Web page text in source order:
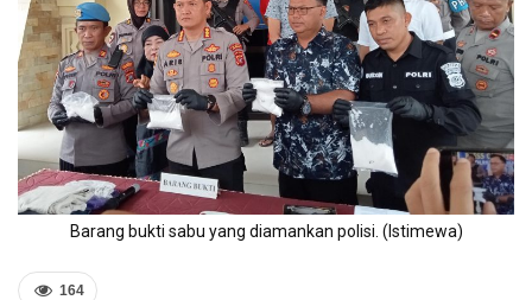
Barang bukti sabu yang diamankan polisi. (Istimewa)
164